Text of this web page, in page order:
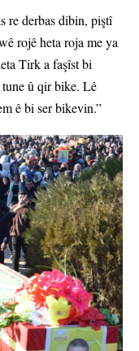
re derbas dibin, piştî
rojê heta roja me ya
Tirk a faşîst bi
û qir bike. Lê
ê bi ser bikevin.”